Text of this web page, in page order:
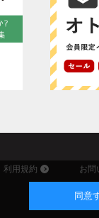
利用規約 お問
同意